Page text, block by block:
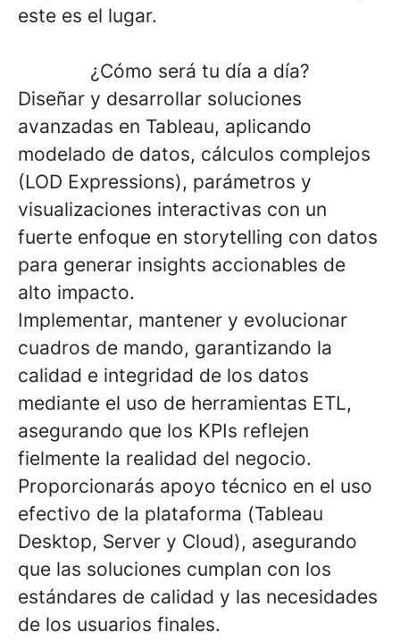
este es el lugar.
¿Cómo será tu día a día?
Diseñar y desarrollar soluciones
avanzadas en Tableau, aplicando
modelado de datos, cálculos complejos
(LOD Expressions), parámetros y
visualizaciones interactivas con un
fuerte enfoque en storytelling con datos
para generar insights accionables de
alto impacto.
Implementar, mantener y evolucionar
cuadros de mando, garantizando la
calidad e integridad de los datos
mediante el uso de herramientas ETL,
asegurando que los KPIs reflejen
fielmente la realidad del negocio.
Proporcionarás apoyo técnico en el uso
efectivo de la plataforma (Tableau
Desktop, Server y Cloud), asegurando
que las soluciones cumplan con los
estándares de calidad y las necesidades
de los usuarios finales.